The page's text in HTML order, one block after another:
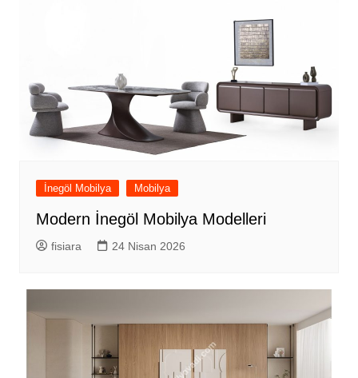
İnegöl Mobilya Mobilya
Modern İnegöl Mobilya Modelleri
fisiara 24 Nisan 2026